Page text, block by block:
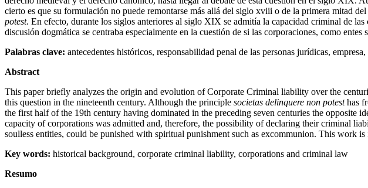
cierto es que su formulación no puede remontarse más allá del siglo xviii o de la primera mitad
potest. En efecto, durante los siglos anteriores al siglo XIX se admitía la capacidad criminal de
discusión dogmática se centraba especialmente en la cuestión de si las corporaciones, como
Palabras clave: antecedentes históricos, responsabilidad penal de las personas jurídicas,
Abstract
This paper briefly analyzes the origin and evolution of Corporate Criminal liability over the
this question in the nineteenth century. Although the principle societas delinquere non potesthas
the first half of the 19th century having dominated in the preceding seven centuries the opposite
capacity of corporations was admitted and, therefore, the possibility of declaring their criminal
soulless entities, could be punished with spiritual punishment such as excommunion. This work
Key words: historical background, corporate criminal liability, corporations and criminal law
Resumo